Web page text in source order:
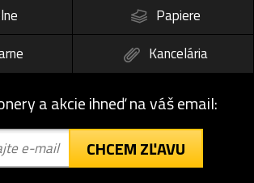
Papiere
Kancelária
a akcie ihneď na váš email:
CHCEM ZĽAVU